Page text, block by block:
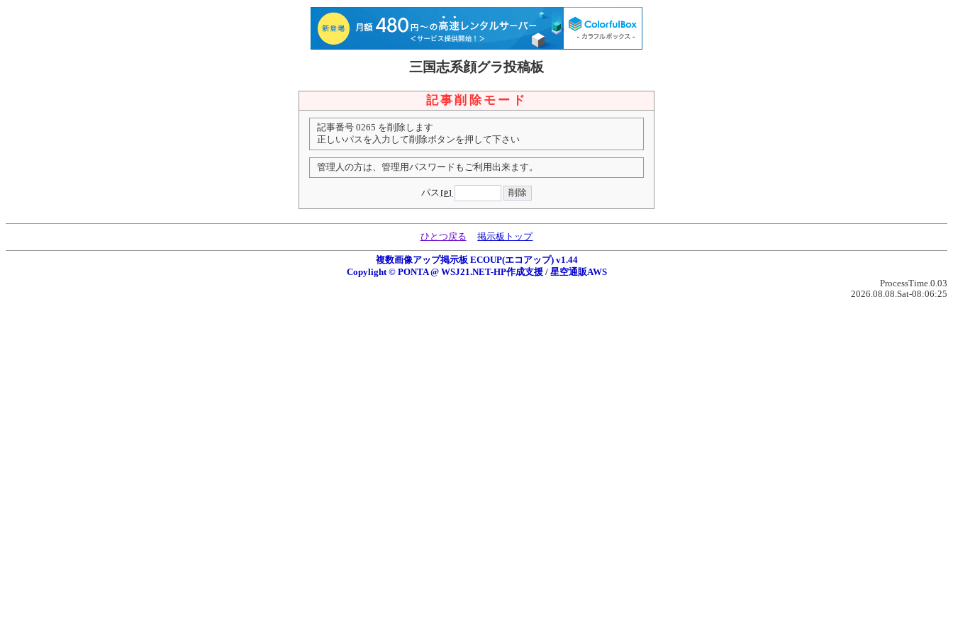
三国志系顔グラ投稿板
記事削除モード
記事番号 0265 を削除します
正しいパスを入力して削除ボタンを押して下さい
管理人の方は、管理用パスワードもご利用出来ます。
パス [P]
ひとつ戻る 掲示板トップ
複数画像アップ掲示板 ECOUP(エコアップ) v1.44
Copylight © PONTA @ WSJ21.NET-HP作成支援/ 星空通販AWS
ProcessTime.0.03
2026.08.08.Sat-08:06:25